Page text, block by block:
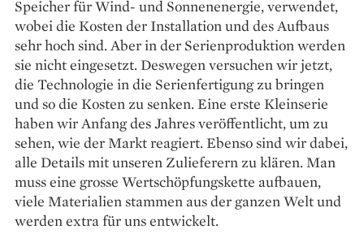
Speicher für Wind- und Sonnenenergie, verwendet,
wobei die Kosten der Installation und des Aufbaus
sehr hoch sind. Aber in der Serienproduktion werden
sie nicht eingesetzt. Deswegen versuchen wir jetzt,
die Technologie in die Serienfertigung zu bringen
und so die Kosten zu senken. Eine erste Kleinserie
haben wir Anfang des Jahres veröffentlicht, um zu
sehen, wie der Markt reagiert. Ebenso sind wir dabei,
alle Details mit unseren Zulieferern zu klären. Man
muss eine grosse Wertschöpfungskette aufbauen,
viele Materialien stammen aus der ganzen Welt und
werden extra für uns entwickelt.